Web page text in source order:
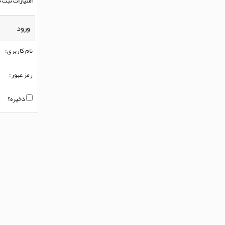
ورود
نام کاربری:
رمز عبور:
ذخیره؟